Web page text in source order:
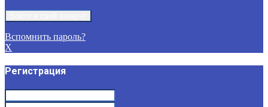
Вспомнить пароль?
X
Регистрация